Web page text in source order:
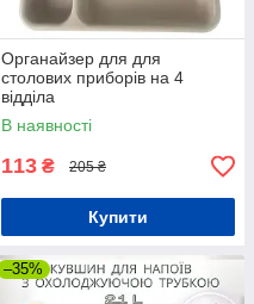
Органайзер для для
столових приборів на 4
відділа
В наявності
113 ₴ 205 ₴
Купити
–35%